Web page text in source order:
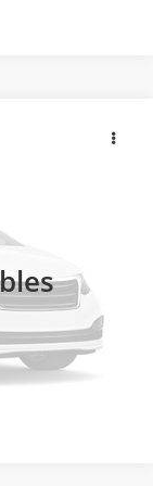
Obtener el Precio